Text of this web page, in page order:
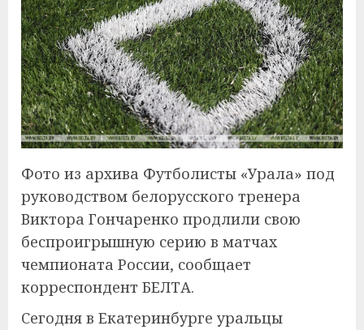
Фото из архива Футболисты «Урала» под
руководством белорусского тренера
Виктора Гончаренко продлили свою
беспроигрышную серию в матчах
чемпионата России, сообщает
корреспондент БЕЛТА.
Сегодня в Екатеринбурге уральцы